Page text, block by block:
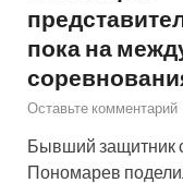
пока на
Оставьте комментарий
Бывший
Пономарев